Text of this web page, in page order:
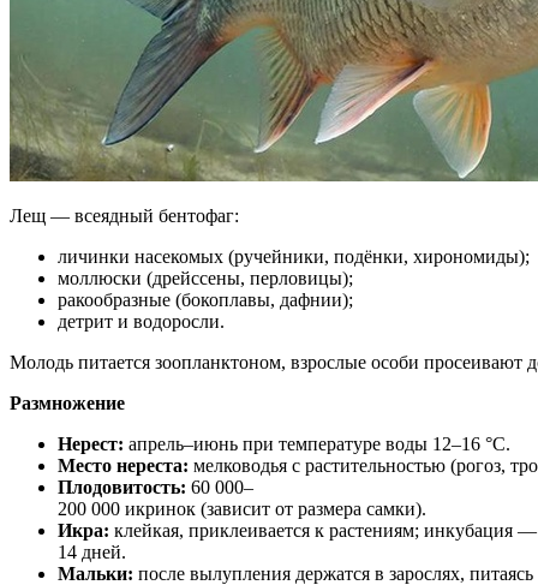
Лещ — всеядный бентофаг:
личинки насекомых (ручейники, подёнки, хирономиды);
моллюски (дрейссены, перловицы);
ракообразные (бокоплавы, дафнии);
детрит и водоросли.
Молодь питается зоопланктоном, взрослые особи
Размножение
Нерест: апрель–июнь при температуре воды 12–16 °C.
Место нереста: мелководья с растительностью (рогоз,
Плодовитость: 60 000–
200 000 икринок (зависит от размера самки).
Икра: клейкая, приклеивается к растениям; инкубация
14 дней.
Мальки: после вылупления держатся в зарослях,